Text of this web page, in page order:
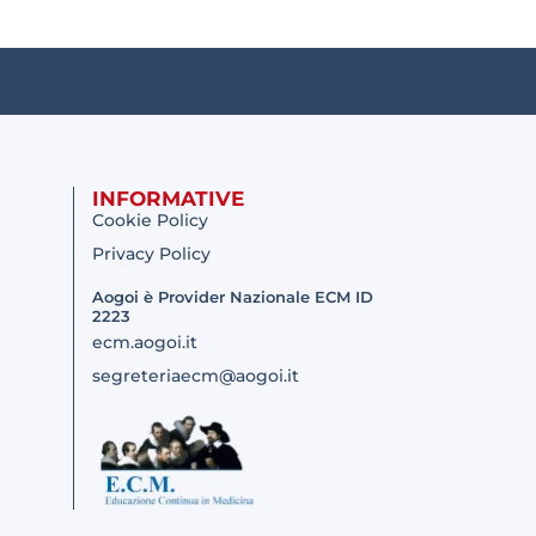
INFORMATIVE
Cookie Policy
Privacy Policy
Aogoi è Provider Nazionale ECM ID
2223
ecm.aogoi.it
segreteriaecm@aogoi.it